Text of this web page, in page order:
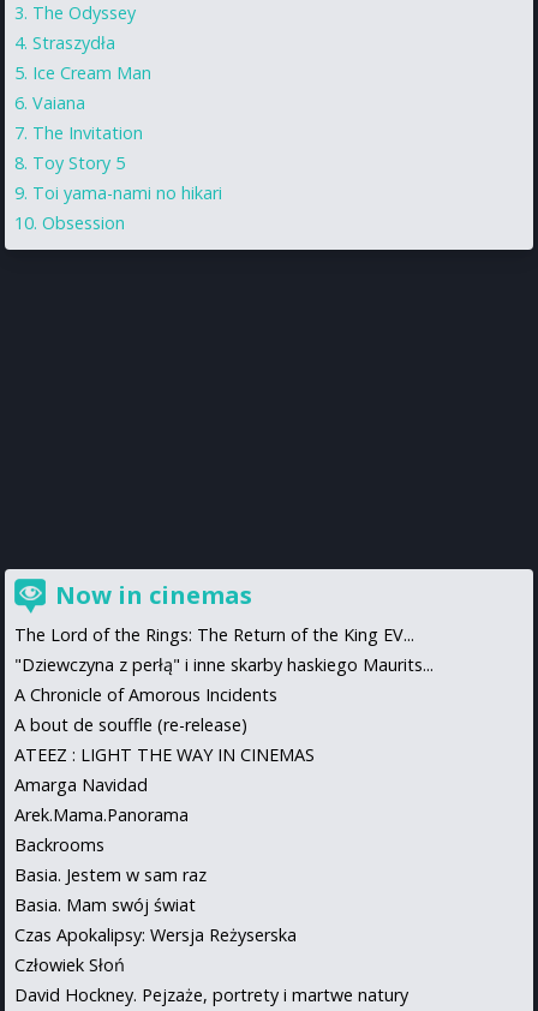
The Odyssey
Straszydła
Ice Cream Man
Vaiana
The Invitation
Toy Story 5
Toi yama-nami no hikari
Obsession
Now in cinemas
The Lord of the Rings: The Return of the King EV...
"Dziewczyna z perłą" i inne skarby haskiego Maurits...
A Chronicle of Amorous Incidents
A bout de souffle (re-release)
ATEEZ : LIGHT THE WAY IN CINEMAS
Amarga Navidad
Arek.Mama.Panorama
Backrooms
Basia. Jestem w sam raz
Basia. Mam swój świat
Czas Apokalipsy: Wersja Reżyserska
Człowiek Słoń
David Hockney. Pejzaże, portrety i martwe natury